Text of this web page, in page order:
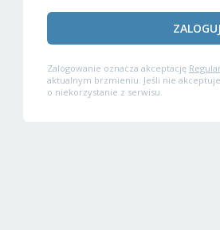
Zalogowanie oznacza akceptację
aktualnym brzmieniu. Jeśli nie
o niekorzystanie z serwisu.